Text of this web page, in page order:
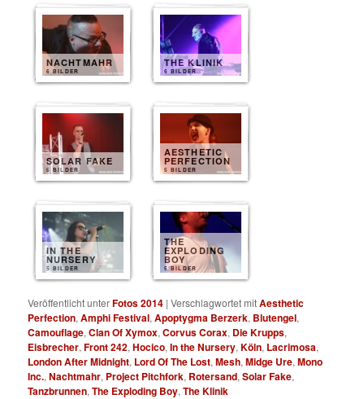
NACHTMAHR
6 BILDER
THE KLINIK
6 BILDER
SOLAR FAKE
5 BILDER
AESTHETIC
PERFECTION
5 BILDER
IN THE
NURSERY
5 BILDER
THE
EXPLODING
BOY
5 BILDER
Veröffentlicht unterFotos 2014 |Verschlagwortet mitAesthetic
Perfection,Amphi Festival,Apoptygma Berzerk, Blutengel,
Camouflage,Clan Of Xymox,Corvus Corax, Die Krupps,
Eisbrecher,Front 242,Hocico,In the Nursery,Köln, Lacrimosa,
London After Midnight, Lord Of The Lost,Mesh,Midge Ure,Mono
Inc.,Nachtmahr, Project Pitchfork, Rotersand,Solar Fake,
Tanzbrunnen,The Exploding Boy,The Klinik